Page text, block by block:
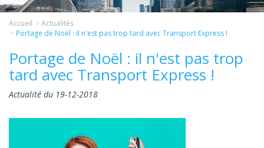
Accueil
Actualités
Portage de Noël : il n'est pas trop tard avec Transport Express !
Portage de Noël : il n'est pas trop
tard avec Transport Express !
Actualité du 19-12-2018